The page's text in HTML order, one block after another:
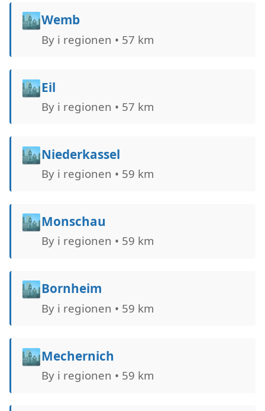
🏙️Wemb
By i regionen • 57 km
🏙️Eil
By i regionen • 57 km
🏙️Niederkassel
By i regionen • 59 km
🏙️Monschau
By i regionen • 59 km
🏙️Bornheim
By i regionen • 59 km
🏙️Mechernich
By i regionen • 59 km